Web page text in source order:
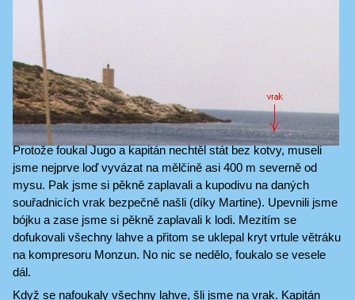
Protože foukal Jugo a kapitán nechtěl stát bez kotvy, museli
jsme nejprve loď vyvázat na mělčině asi 400 m severně od
mysu. Pak jsme si pěkně zaplavali a kupodivu na daných
souřadnicích vrak bezpečně našli (díky Martine). Upevnili jsme
bójku a zase jsme si pěkně zaplavali k lodi. Mezitím se
dofukovali všechny lahve a přitom se uklepal kryt vrtule větráku
na kompresoru Monzun. No nic se nedělo, foukalo se vesele
dál.
Když se nafoukaly všechny lahve, šli jsme na vrak. Kapitán